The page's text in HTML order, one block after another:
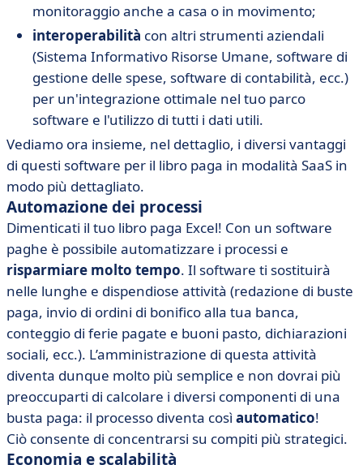
monitoraggio anche a casa o in movimento;
interoperabilità con altri strumenti aziendali
(Sistema Informativo Risorse Umane, software di
gestione delle spese, software di contabilità, ecc.)
per un'integrazione ottimale nel tuo parco
software e l'utilizzo di tutti i dati utili.
Vediamo ora insieme, nel dettaglio, i diversi vantaggi
di questi software per il libro paga in modalità SaaS in
modo più dettagliato.
Automazione dei processi
Dimenticati il tuo libro paga Excel! Con un software
paghe è possibile automatizzare i processi e
risparmiare molto tempo. Il software ti sostituirà
nelle lunghe e dispendiose attività (redazione di buste
paga, invio di ordini di bonifico alla tua banca,
conteggio di ferie pagate e buoni pasto, dichiarazioni
sociali, ecc.). L’amministrazione di questa attività
diventa dunque molto più semplice e non dovrai più
preoccuparti di calcolare i diversi componenti di una
busta paga: il processo diventa cosìautomatico!
Ciò consente di concentrarsi su compiti più strategici.
Economia e scalabilità